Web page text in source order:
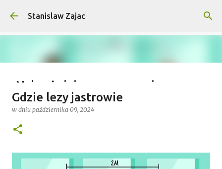
Przejdź do głównej zawartości
Stanislaw Zajac
Najważniejsze wymagania na
wyprawy outdoorowe – co musisz
wiedzieć?
w dniu
Gdzie lezy jastrowie
w dniu października 09, 2024